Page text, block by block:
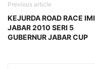
Previous article
KEJURDA ROAD RACE IMI
JABAR 2010 SERI 5
GUBERNUR JABAR CUP